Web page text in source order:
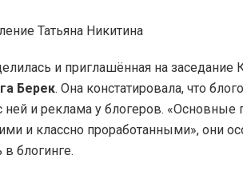
Татьяна Никитина
и приглашённая на заседание
Берек. Она констатировала, что
ней и реклама у блогеров.
и классно проработанными», они
в блогинге.